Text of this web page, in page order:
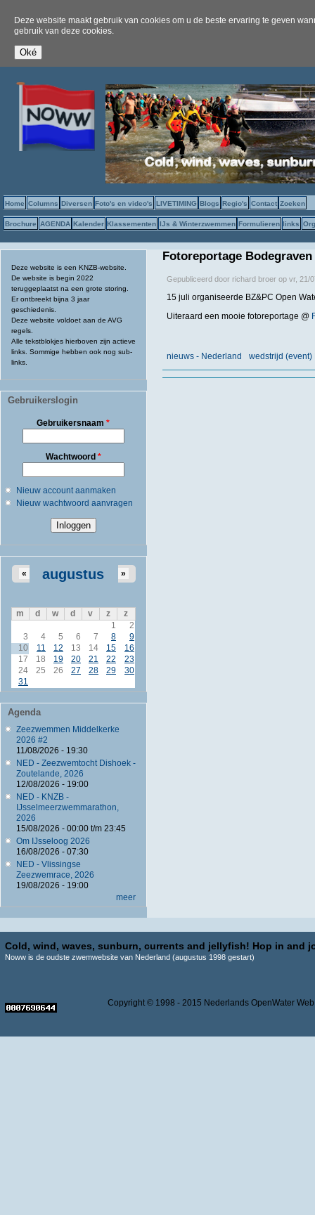
Deze website maakt gebruik van cookies om u de beste ervaring te geven
gebruik van deze cookies.
Home Columns Diversen Foto's en video's LIVETIMING Blogs Regio's Contact Zoeken
Brochure AGENDA Kalender Klassementen IJs & Winterzwemmen Formulieren links
Deze website is een KNZB-website.
De website is begin 2022
teruggeplaatst na een grote storing.
Er ontbreekt bijna 3 jaar
geschiedenis.
Deze website voldoet aan de AVG
regels.
Alle tekstblokjes hierboven zijn actieve
links. Sommige hebben ook nog sub-
links.
Gebruikerslogin
Gebruikersnaam*
Wachtwoord *
Nieuw account aanmaken
Nieuw wachtwoord aanvragen
augustus
« »
m d w d v z
z
1
2
3
4 5 6 7 8
9
10
11 12 13 14 15
16
17
18 19 20 21 22
23
24
25 26 27 28 29
30
31
Agenda
Zeezwemmen Middelkerke
2026 #2
11/08/2026 - 19:30
NED - Zeezwemtocht Dishoek -
Zoutelande, 2026
12/08/2026 - 19:00
NED - KNZB -
IJsselmeerzwemmarathon,
2026
15/08/2026 - 00:00t/m 23:45
Om IJsseloog 2026
16/08/2026 - 07:30
NED - Vlissingse
Zeezwemrace, 2026
19/08/2026 - 19:00
meer
Fotoreportage Bodegraven
Gepubliceerd door richard broerop vr, 21/
15 juli organiseerde BZ&PC Open
Uiteraard een mooie fotoreportage @
nieuws - Nederland wedstrijd (event)
Cold, wind, waves, sunburn, currents and jellyfish! Hop in and
Noww is de oudste zwemwebsite van Nederland (augustus 1998 gestart)
Copyright © 1998 - 2015 Nederlands OpenWater